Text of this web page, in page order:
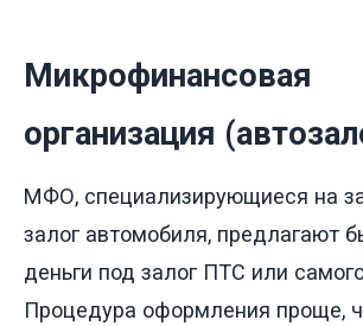
Микрофинансовая
организация
МФО, специализирующиеся на
залог автомобиля, предлагают
деньги под залог ПТС или
Процедура оформления проще,